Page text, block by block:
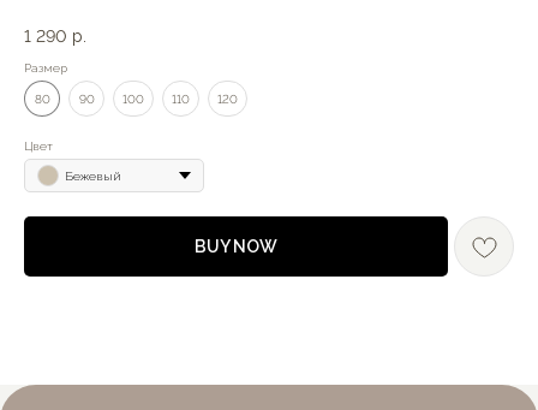
1 290 р.
Размер
80 90 100 110 120
Цвет
Бежевый
BUY NOW
MON BÉBÉ